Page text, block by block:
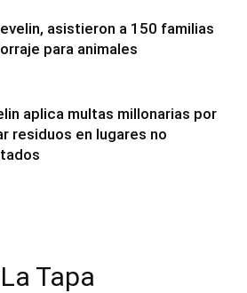
asistieron a 150 familias
para animales
aplica multas millonarias por
residuos en lugares no
La Tapa